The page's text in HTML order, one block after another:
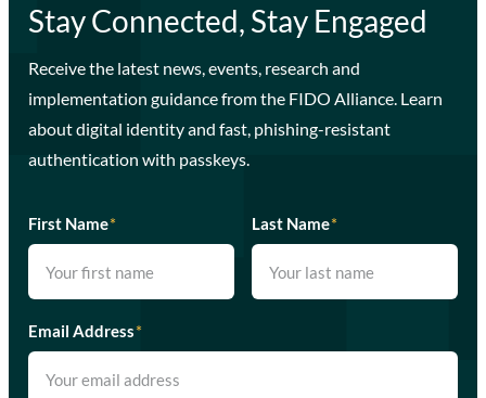
Stay Connected, Stay Engaged
Receive the latest news, events, research and
implementation guidance from the FIDO Alliance. Learn
about digital identity and fast, phishing-resistant
authentication with passkeys.
First Name* Last Name*
Email Address*